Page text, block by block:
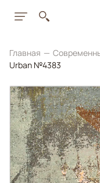
Главная
Urban №4383